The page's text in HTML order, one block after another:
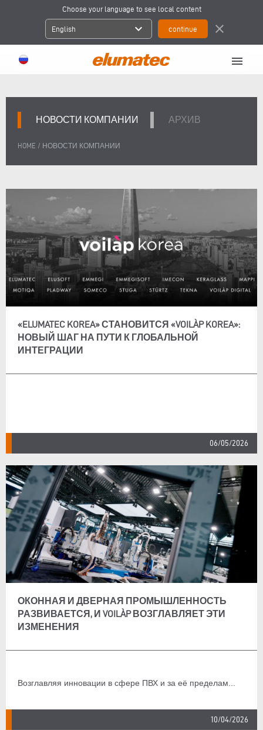
Choose your language to see local content
English expand_more close
menu
НОВОСТИ КОМПАНИИ АРХИВ
HOME / НОВОСТИ КОМПАНИИ
«ELUMATEC KOREA» СТАНОВИТСЯ «VOILÀP KOREA»:
НОВЫЙ ШАГ НА ПУТИ К ГЛОБАЛЬНОЙ
ИНТЕГРАЦИИ
06/05/2026
ОКОННАЯ И ДВЕРНАЯ ПРОМЫШЛЕННОСТЬ
РАЗВИВАЕТСЯ, И VOILÀP ВОЗГЛАВЛЯЕТ ЭТИ
ИЗМЕНЕНИЯ
Возглавляя инновации в сфере ПВХ и за её пределам...
10/04/2026